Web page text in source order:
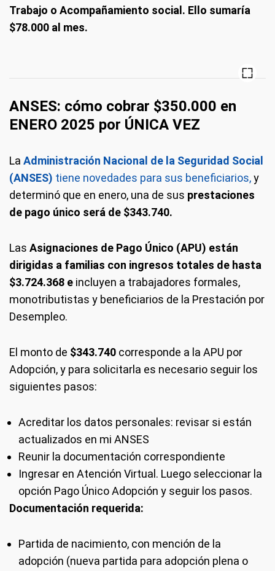
Trabajo o Acompañamiento social. Ello sumaría
$78.000 al mes.
ANSES: cómo cobrar $350.000 en
ENERO 2025 por ÚNICA VEZ
La Administración Nacional de la Seguridad Social
(ANSES) tiene novedades para sus beneficiarios,y
determinó que en enero, una de sus prestaciones
de pago único será de $343.740.
Las Asignaciones de Pago Único (APU) están
dirigidas a familias con ingresos totales de hasta
$3.724.368 e incluyen a trabajadores formales,
monotributistas y beneficiarios de la Prestación por
Desempleo.
El monto de $343.740 corresponde a la APU por
Adopción, y para solicitarla es necesario seguir los
siguientes pasos:
Acreditar los datos personales: revisar si están
actualizados en mi ANSES
Reunir la documentación correspondiente
Ingresar en Atención Virtual. Luego seleccionar la
opción Pago Único Adopción y seguir los pasos.
Documentación requerida:
Partida de nacimiento, con mención de la
adopción (nueva partida para adopción plena o